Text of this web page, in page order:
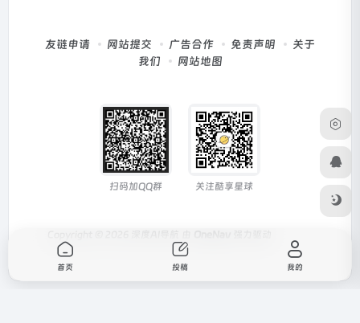
友链申请 网站提交 广告合作 免责声明
关于
我们
网站地图
扫码加QQ群 关注酷享星球
首页 投稿 我的